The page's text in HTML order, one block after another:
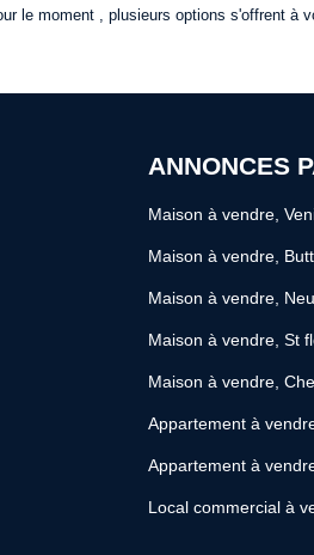
le moment , plusieurs options s'offrent à
ANNONCES
Maison à vendre,
Maison à vendre,
Maison à vendre,
Maison à vendre, St
Maison à vendre,
Appartement à
Appartement à
Local commercial à